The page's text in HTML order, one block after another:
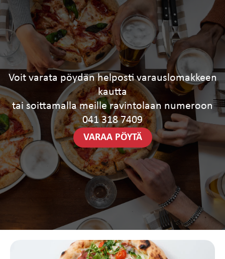
Voit varata pöydän helposti varauslomakkeen
kautta
tai soittamalla meille ravintolaan numeroon
041 318 7409
VARAA PÖYTÄ